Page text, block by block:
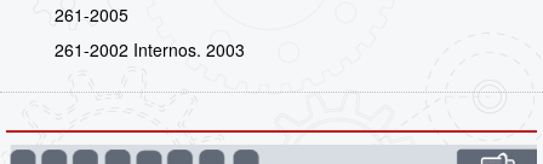
261-2005
261-2002 Internos. 2003